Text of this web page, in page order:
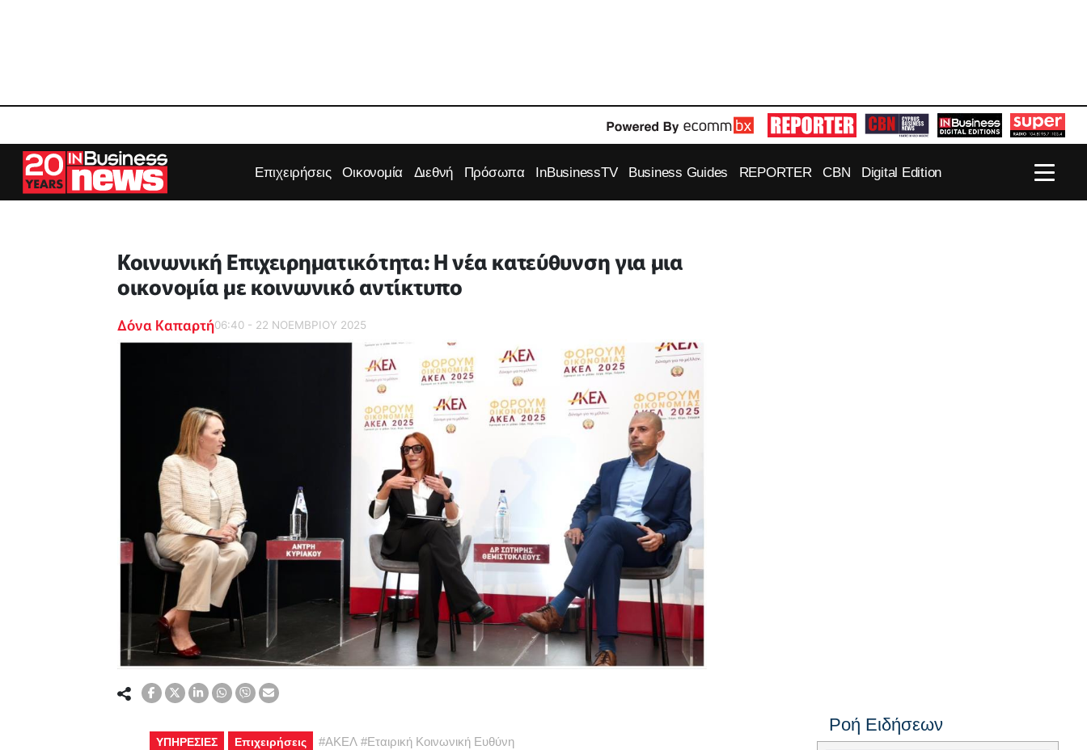
Επιχειρήσεις Οικονομία Διεθνή Πρόσωπα InBusinessTV Business Guides REPORTER CBN Digital Edition
Κοινωνική Επιχειρηματικότητα: Η νέα κατεύθυνση για μια
οικονομία με κοινωνικό αντίκτυπο
Δόνα Καπαρτή06:40 - 22 ΝΟΕΜΒΡΙΟΥ 2025
ΥΠΗΡΕΣΙΕΣ Επιχειρήσεις #ΑΚΕΛ #Εταιρική Κοινωνική Ευθύνη
Ροή Ειδήσεων